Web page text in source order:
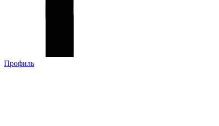
Профиль